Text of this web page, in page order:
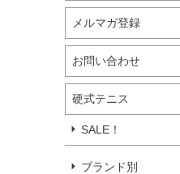
メルマガ登録
お問い合わせ
硬式テニス
SALE！
ブランド別